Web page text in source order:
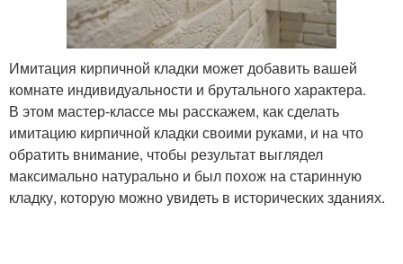
Имитация кирпичной кладки может добавить вашей
комнате индивидуальности и брутального характера.
В этом мастер-классе мы расскажем, как сделать
имитацию кирпичной кладки своими руками, и на что
обратить внимание, чтобы результат выглядел
максимально натурально и был похож на старинную
кладку, которую можно увидеть в исторических зданиях.